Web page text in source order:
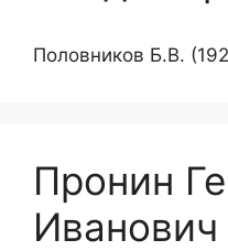
Половников Б.В.
Пронин
Иванович